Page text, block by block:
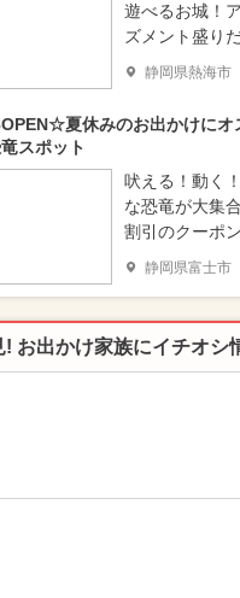
遊べるお城！
ズメント盛り
静岡県熱海市
夏休みのお出かけにオ
スポット
吠える！動く
な恐竜が大集
割引のクーポ
静岡県富士市
! お出かけ家族にイチオシ